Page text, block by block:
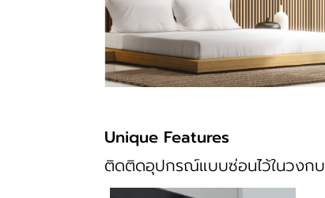
Unique Features
ติดติดอุปกรณ์แบบซ่อนไว้ในวงกบ